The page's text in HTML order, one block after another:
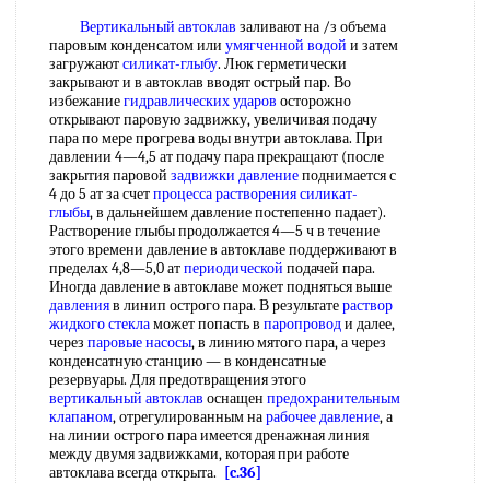
Вертикальный автоклав заливают на /з объема
паровым конденсатом или умягченной водой и затем
загружаютсиликат-глыбу. Люк герметически
закрывают и в автоклав вводят острый пар. Во
избежаниегидравлических ударов осторожно
открывают паровую задвижку, увеличивая подачу
пара по мере прогрева воды внутри автоклава. При
давлении 4—4,5 ат подачу пара прекращают (после
закрытия паровой задвижки давлениеподнимается с
4 до 5 ат за счетпроцесса растворениясиликат-
глыбы, в дальнейшем давление постепенно падает).
Растворение глыбы продолжается 4—5 ч в течение
этого времени давление в автоклаве поддерживают в
пределах 4,8—5,0 атпериодической подачей пара.
Иногда давление в автоклаве может подняться выше
давленияв линип острого пара. В результатераствор
жидкого стекламожет попасть в паропроводи далее,
через паровые насосы, в линию мятого пара, а через
конденсатную станцию — в конденсатные
резервуары. Для предотвращения этого
вертикальный автоклав оснащен предохранительным
клапаном, отрегулированным нарабочее давление, а
на линии острого пара имеется дренажная линия
между двумя задвижками, которая при работе
автоклава всегда открыта.
[c.36]